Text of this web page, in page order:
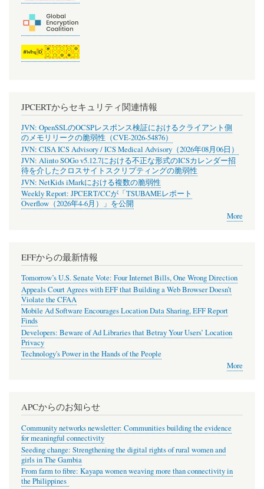
JPCERTからセキュリティ関連情報
JVN: OpenSSLのOCSPレスポンス検証におけるクライアント側
のメモリリークの脆弱性（CVE-2026-54876）
JVN: CISA ICS Advisory / ICS Medical Advisory（2026年08月06日）
JVN: Alinto SOGo v5.12.7における不正な形式のICSカレンダー招
待を介したクロスサイトスクリプティングの脆弱性
JVN: NetKids iMarkにおける複数の脆弱性
Weekly Report: JPCERT/CCが「TSUBAMEレポート
Overflow（2026年4-6月）」を公開
More
EFFからの最新情報
Tomorrow’s U.S. Senate Vote: Four Internet Bills, One Wrong Direction
Appeals Court Agrees with EFF that Building a Web Browser Doesn’t
Violate the CFAA
Mobile Ad Software Encourages Location Data Sharing, EFF Report
Finds
Developers: Beware of Ad Libraries that Betray Your Users’ Location
Privacy
Technology's Power in the Hands of the People
More
APCからのお知らせ
Community networks newsletter: Communities building the evidence
for meaningful connectivity
Seeding change: Strengthening the digital rights of rural women and
girls in The Gambia
From farm to fibre: Kayapa women weaving more than connectivity in
the Philippines